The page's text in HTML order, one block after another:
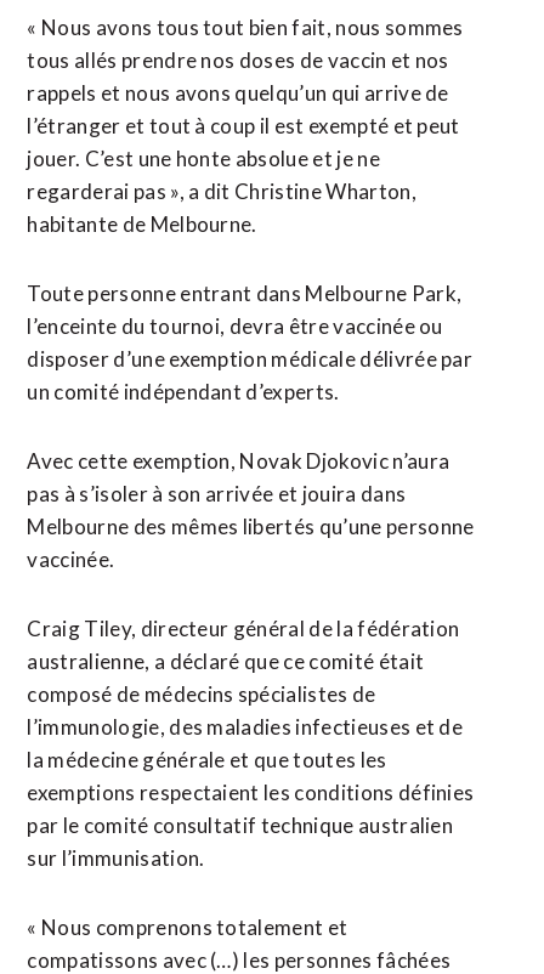
« Nous avons tous tout bien fait, nous sommes
tous allés prendre nos doses de vaccin et nos
rappels et nous avons quelqu’un qui arrive de
l’étranger et tout à coup il est exempté et peut
jouer. C’est une honte absolue et je ne
regarderai pas », a dit Christine Wharton,
habitante de Melbourne.
Toute personne entrant dans Melbourne Park,
l’enceinte du tournoi, devra être vaccinée ou
disposer d’une exemption médicale délivrée par
un comité indépendant d’experts.
Avec cette exemption, Novak Djokovic n’aura
pas à s’isoler à son arrivée et jouira dans
Melbourne des mêmes libertés qu’une personne
vaccinée.
Craig Tiley, directeur général de la fédération
australienne, a déclaré que ce comité était
composé de médecins spécialistes de
l’immunologie, des maladies infectieuses et de
la médecine générale et que toutes les
exemptions respectaient les conditions définies
par le comité consultatif technique australien
sur l’immunisation.
« Nous comprenons totalement et
compatissons avec (…) les personnes fâchées